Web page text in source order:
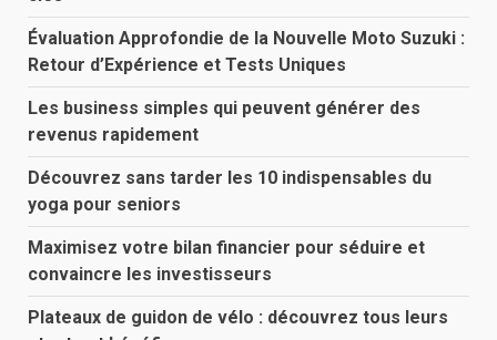
Évaluation Approfondie de la Nouvelle Moto Suzuki :
Retour d’Expérience et Tests Uniques
Les business simples qui peuvent générer des
revenus rapidement
Découvrez sans tarder les 10 indispensables du
yoga pour seniors
Maximisez votre bilan financier pour séduire et
convaincre les investisseurs
Plateaux de guidon de vélo : découvrez tous leurs